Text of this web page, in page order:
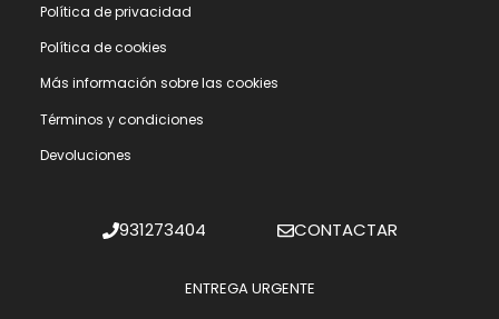
Polí­tica de privacidad
Polí­tica de cookies
Más información sobre las cookies
Términos y condiciones
Devoluciones
931273404 CONTACTAR
ENTREGA URGENTE